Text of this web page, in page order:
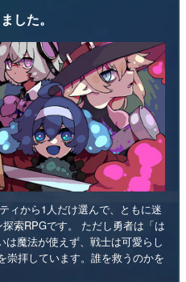
した。
ィから1人だけ選んで、ともに迷
索RPGです。 ただし勇者は「は
魔法が使えず、戦士は可愛らし
拝しています。誰を救うのかを